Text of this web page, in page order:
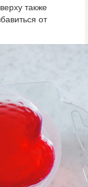
также
от